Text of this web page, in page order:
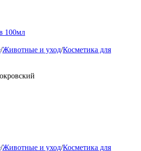
100мл
/Животные и уход/Косметика для
/Животные и уход/Косметика для